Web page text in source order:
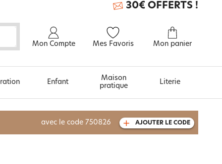
Mon Compte Mes Favoris Mon panier
30€ OFFERTS !
À découvrir aussi
Enfant
Maison
pratique
Literie
avec le code 750826 AJOUTER LE CODE